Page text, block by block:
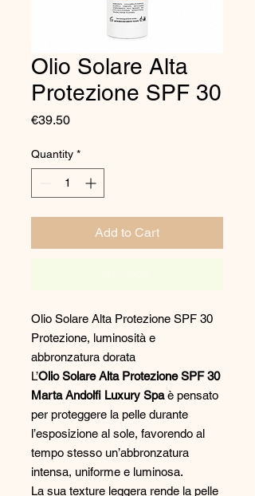
Olio Solare Alta
Protezione SPF 30
€39.50Price
Quantity *
Add to Cart
Olio Solare Alta Protezione SPF 30
Protezione, luminosità e
abbronzatura dorata
L’Olio Solare Alta Protezione SPF 30
Marta Andolfi Luxury Spaè pensato
per proteggere la pelle durante
l’esposizione al sole, favorendo al
tempo stesso un’abbronzatura
intensa, uniforme e luminosa.
La sua texture leggera rende la pelle